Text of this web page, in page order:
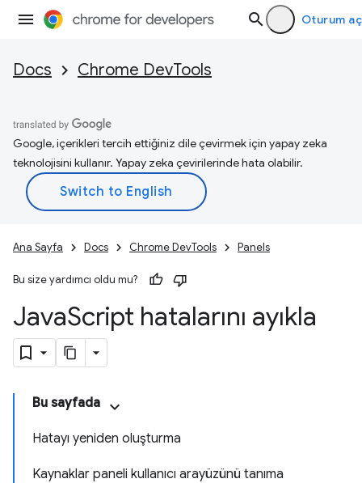
Oturum aç
Docs Chrome DevTools
Google, içerikleri tercih ettiğiniz dile çevirmek için yapay zeka
teknolojisini kullanır. Yapay zeka çevirilerinde hata olabilir.
Ana Sayfa Docs Chrome DevTools Panels
Bu size yardımcı oldu mu?
JavaScript hatalarını ayıkla
Bu sayfada
Hatayı yeniden oluşturma
Kaynaklar paneli kullanıcı arayüzünü tanıma